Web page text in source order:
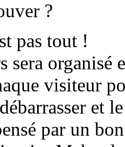
?
pas tout !
sera organisé
visiteur
et
par un